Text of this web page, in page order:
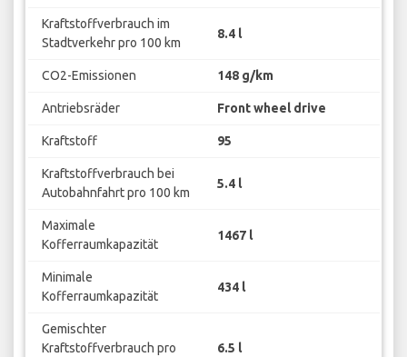
Kraftstoffverbrauch im
Stadtverkehr pro 100 km
8.4 l
CO2-Emissionen 148 g/km
Antriebsräder Front wheel drive
Kraftstoff 95
Kraftstoffverbrauch bei
Autobahnfahrt pro 100 km
5.4 l
Maximale
Kofferraumkapazität
1467 l
Minimale
Kofferraumkapazität
434 l
Gemischter
Kraftstoffverbrauch pro
6.5 l